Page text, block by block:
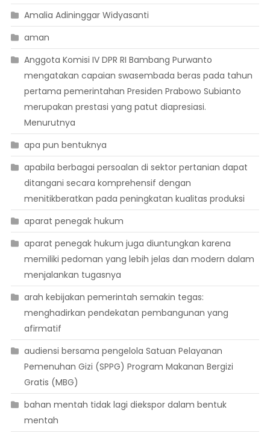
Amalia Adininggar Widyasanti
aman
Anggota Komisi IV DPR RI Bambang Purwanto
mengatakan capaian swasembada beras pada tahun
pertama pemerintahan Presiden Prabowo Subianto
merupakan prestasi yang patut diapresiasi.
Menurutnya
apa pun bentuknya
apabila berbagai persoalan di sektor pertanian dapat
ditangani secara komprehensif dengan
menitikberatkan pada peningkatan kualitas produksi
aparat penegak hukum
aparat penegak hukum juga diuntungkan karena
memiliki pedoman yang lebih jelas dan modern dalam
menjalankan tugasnya
arah kebijakan pemerintah semakin tegas:
menghadirkan pendekatan pembangunan yang
afirmatif
audiensi bersama pengelola Satuan Pelayanan
Pemenuhan Gizi (SPPG) Program Makanan Bergizi
Gratis (MBG)
bahan mentah tidak lagi diekspor dalam bentuk
mentah